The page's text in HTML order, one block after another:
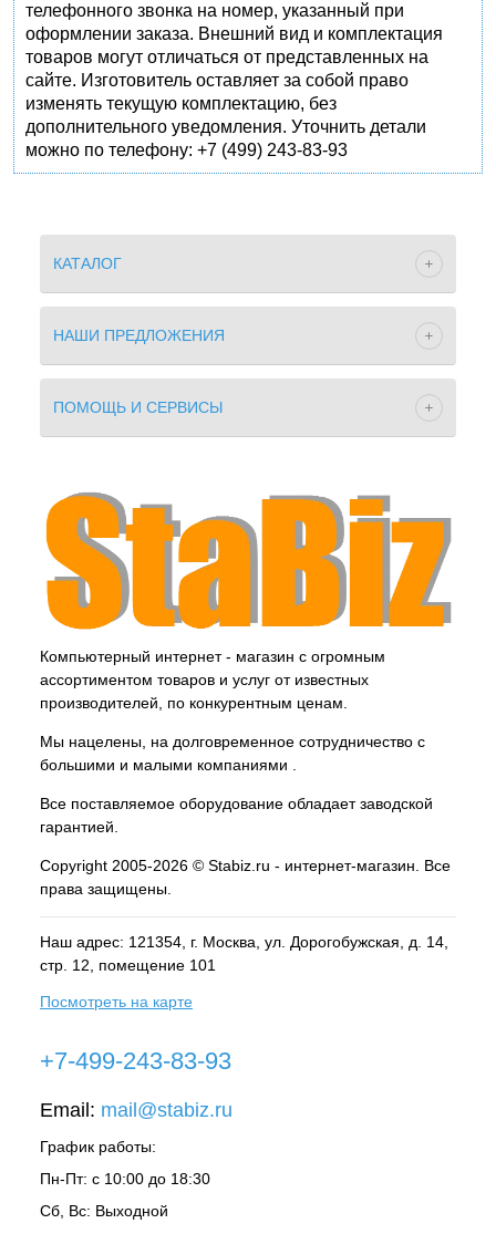
телефонного звонка на номер, указанный при
оформлении заказа. Внешний вид и комплектация
товаров могут отличаться от представленных на
сайте. Изготовитель оставляет за собой право
изменять текущую комплектацию, без
дополнительного уведомления. Уточнить детали
можно по телефону: +7 (499) 243-83-93
КАТАЛОГ
НАШИ ПРЕДЛОЖЕНИЯ
ПОМОЩЬ И СЕРВИСЫ
Компьютерный интернет - магазин с огромным
ассортиментом товаров и услуг от известных
производителей, по конкурентным ценам.
Мы нацелены, на долговременное сотрудничество с
большими и малыми компаниями .
Все поставляемое оборудование обладает заводской
гарантией.
Copyright 2005-2026 © Stabiz.ru - интернет-магазин. Все
права защищены.
Наш адрес: 121354, г. Москва , ул. Дорогобужская, д. 14,
стр. 12, помещение 101
Посмотреть на карте
+7-499-243-83-93
Email: mail@stabiz.ru
График работы:
Пн-Пт: с 10:00 до 18:30
Сб, Вс: Выходной